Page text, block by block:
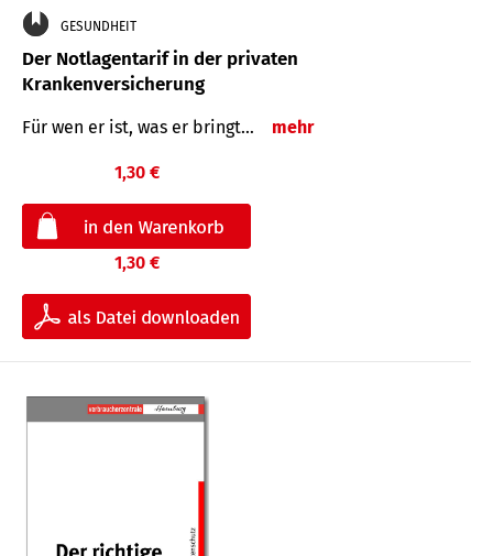
GESUNDHEIT
Der Notlagentarif in der privaten
Krankenversicherung
Für wen er ist, was er bringt… mehr
1,30 €
1,30 €